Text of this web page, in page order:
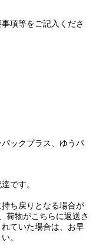
項等をご記入くださ
ックプラス、ゆうパ
です。
ち戻りとなる場合が
荷物がこちらに返送さ
ていた場合は、お早
。